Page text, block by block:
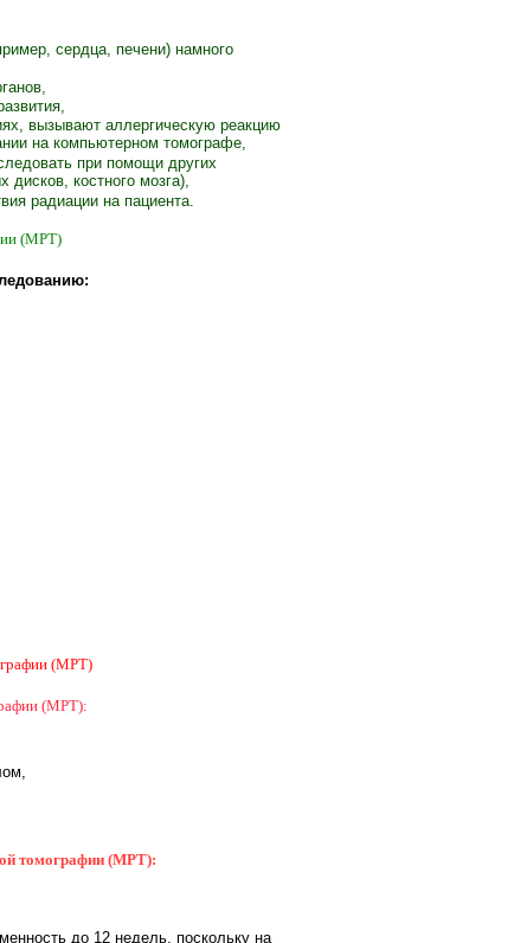
сердца, печени) намного
вызывают аллергическую реакцию
на компьютерном томографе,
при помощи других
дисков, костного мозга),
радиации на пациента.
(МРТ)
(МРТ)
(МРТ):
томографии (МРТ):
до 12 недель, поскольку на